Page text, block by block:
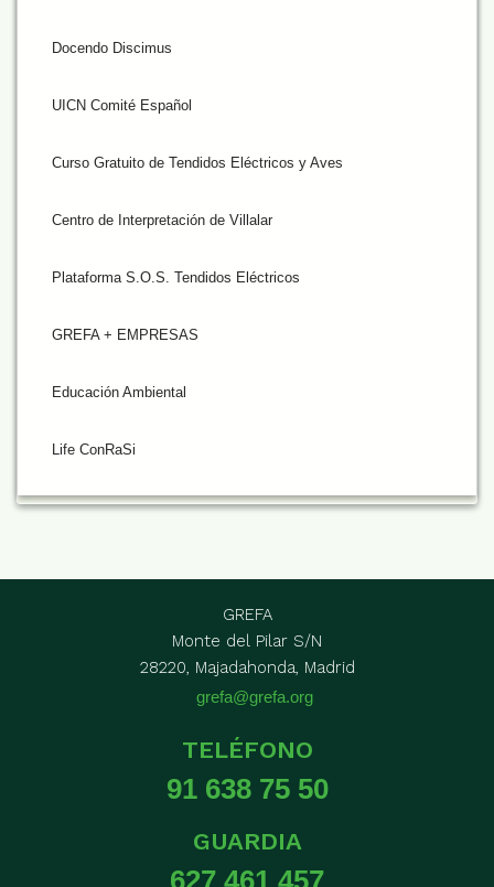
Docendo Discimus
UICN Comité Español
Curso Gratuito de Tendidos Eléctricos y Aves
Centro de Interpretación de Villalar
Plataforma S.O.S. Tendidos Eléctricos
GREFA + EMPRESAS
Educación Ambiental
Life ConRaSi
GREFA
Monte del Pilar S/N
28220, Majadahonda, Madrid
grefa@grefa.org
TELÉFONO
91 638 75 50
GUARDIA
627 461 457